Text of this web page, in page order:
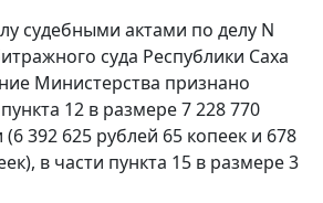
судебными актами по делу N
суда Республики Саха
Министерства признано
12 в размере 7 228 770
392 625 рублей 65 копеек и 678
в части пункта 15 в размере 3